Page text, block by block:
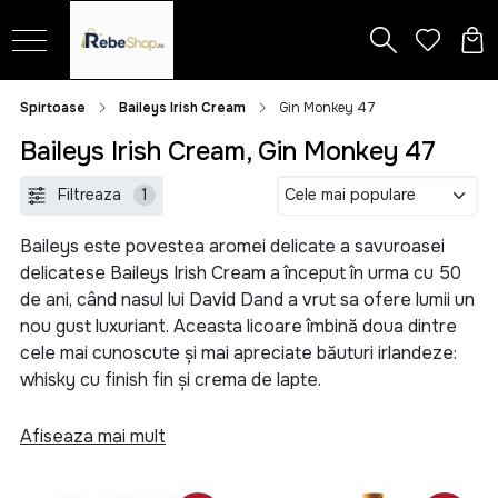
Spirtoase Baileys Irish Cream Gin Monkey 47
Baileys Irish Cream, Gin Monkey 47
Filtreaza 1
Baileys este povestea aromei delicate a savuroasei
delicatese Baileys Irish Cream a început în urma cu 50
de ani, când nasul lui David Dand a vrut sa ofere lumii un
nou gust luxuriant. Aceasta licoare îmbină doua dintre
cele mai cunoscute și mai apreciate băuturi irlandeze:
whisky cu finish fin și crema de lapte.
De la versiunea creata cu un mixer obișnuit de
bucătărie la forma actuală se remarcă perseverența și
Afiseaza mai mult